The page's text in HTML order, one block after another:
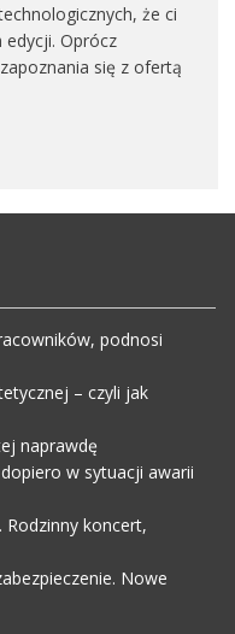
że ci
Oprócz
się z ofertą
podnosi
– czyli jak
naprawdę
w sytuacji awarii
Rodzinny koncert,
Nowe